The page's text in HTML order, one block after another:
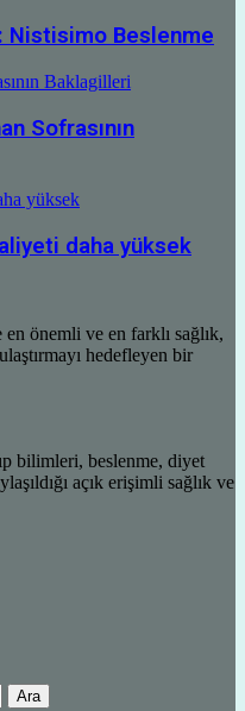
Nistisimo Beslenme
Baklagilleri
Sofrasının
yüksek
daha yüksek
önemli ve en farklı sağlık,
hedefleyen bir
bilimleri, beslenme, diyet
açık erişimli sağlık ve